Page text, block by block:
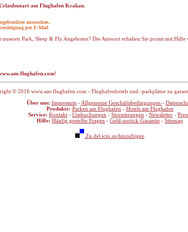
am Flughafen Krakau:
aussuchen,
per E-Mail
unseren Park, Sleep & Fly Angeboten? Die Antwort erhalten Sie promt mit Hilfe
flughafen.com!
© 2016 www.am-flughafen.com - Flughafenhotels und -parkplätze zu
Über uns: Impressum - Allgemeine Geschäftsbedingungen -
Produkte: Parken am Flughafen - Hotels am Flughafen
Service: Kontakt - Umbuchungen - Stornierungen - Newsletter -
Hilfe: Häufig gestellte Fragen - Geld-zurück-Garantie - Sitemap
Zu del.icio.us hinzufügen